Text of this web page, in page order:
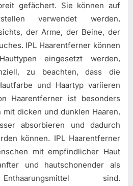
gefächert. Sie können auf
verwendet werden,
der Arme, der Beine, der
IPL Haarentferner können
eingesetzt werden,
zu beachten, dass die
und Haartyp variieren
Haarentferner ist besonders
dicken und dunklen Haaren,
absorbieren und dadurch
können. IPL Haarentferner
mit empfindlicher Haut
und hautschonender als
sind.